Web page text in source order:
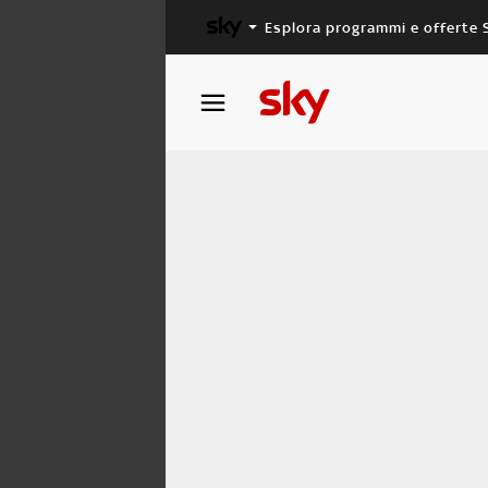
Esplora programmi e offerte